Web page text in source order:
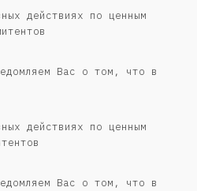
действиях по ценным
Вас о том, что в
действиях по ценным
Вас о том, что в